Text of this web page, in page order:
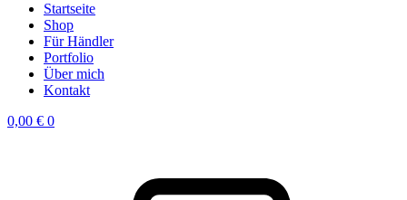
Startseite
Shop
Für Händler
Portfolio
Über mich
Kontakt
0,00 € 0